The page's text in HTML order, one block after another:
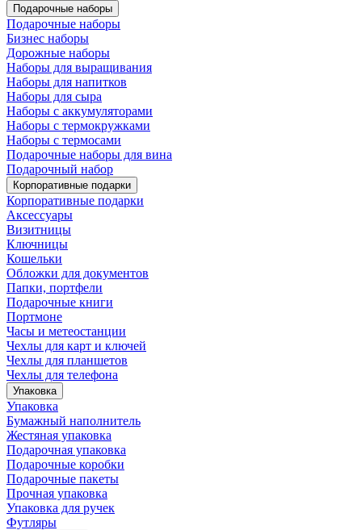
Подарочные наборы
Подарочные наборы
Бизнес наборы
Дорожные наборы
Наборы для выращивания
Наборы для напитков
Наборы для сыра
Наборы с аккумуляторами
Наборы с термокружками
Наборы с термосами
Подарочные наборы для вина
Подарочный набор
Корпоративные подарки
Корпоративные подарки
Аксессуары
Визитницы
Ключницы
Кошельки
Обложки для документов
Папки, портфели
Подарочные книги
Портмоне
Часы и метеостанции
Чехлы для карт и ключей
Чехлы для планшетов
Чехлы для телефона
Упаковка
Упаковка
Бумажный наполнитель
Жестяная упаковка
Подарочная упаковка
Подарочные коробки
Подарочные пакеты
Прочная упаковка
Упаковка для ручек
Футляры